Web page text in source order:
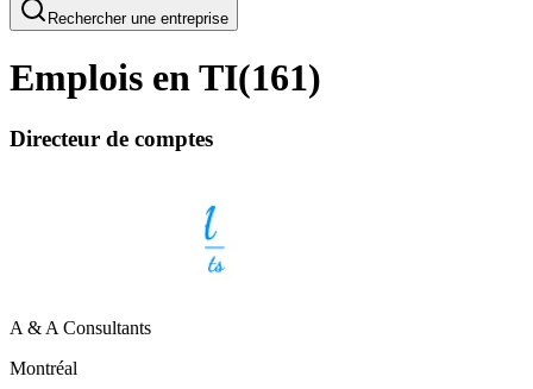
Rechercher une entreprise
Emplois en TI(161)
Directeur de comptes
A & A Consultants
Montréal